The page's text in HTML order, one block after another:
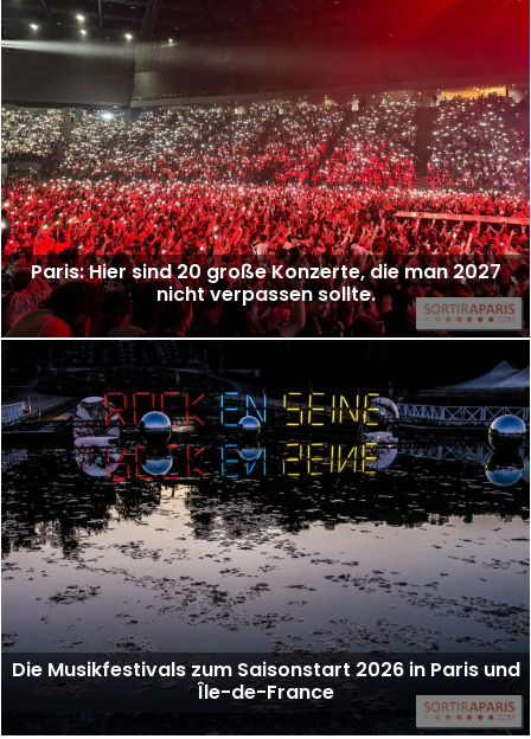
Paris: Hier sind 20 große Konzerte, die man 2027
nicht verpassen sollte.
Die Musikfestivals zum Saisonstart 2026 in Paris und
Île-de-France